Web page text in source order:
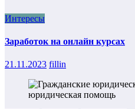
Интересы
Заработок на онлайн курсах
21.11.2023 fillin